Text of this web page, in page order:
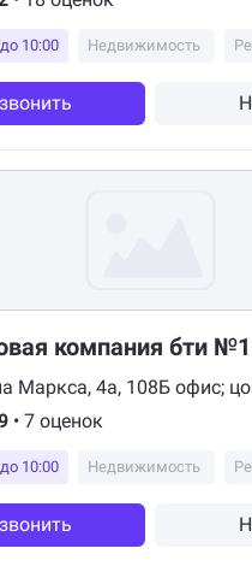
10:00 Недвижимость
компания бти №1
Маркса, 4а, 108Б офис;
• 7 оценок
10:00 Недвижимость